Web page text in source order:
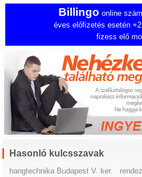
Billingo online
éves előfizetés esetén
fizess elő
Hasonló kulcsszavak
hangtechnika Budapest V. ker.